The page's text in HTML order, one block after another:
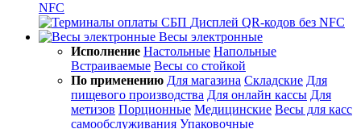
NFC
Дисплей QR-кодов без NFC
Весы электронные
Исполнение Настольные Напольные
Встраиваемые Весы со стойкой
По применению Для магазина Складские Для
пищевого производства Для онлайн кассы Для
метизов Порционные Медицинские Весы для касс
самообслуживания Упаковочные